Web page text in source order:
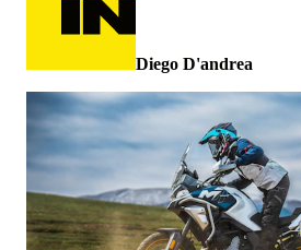
Diego D'andrea